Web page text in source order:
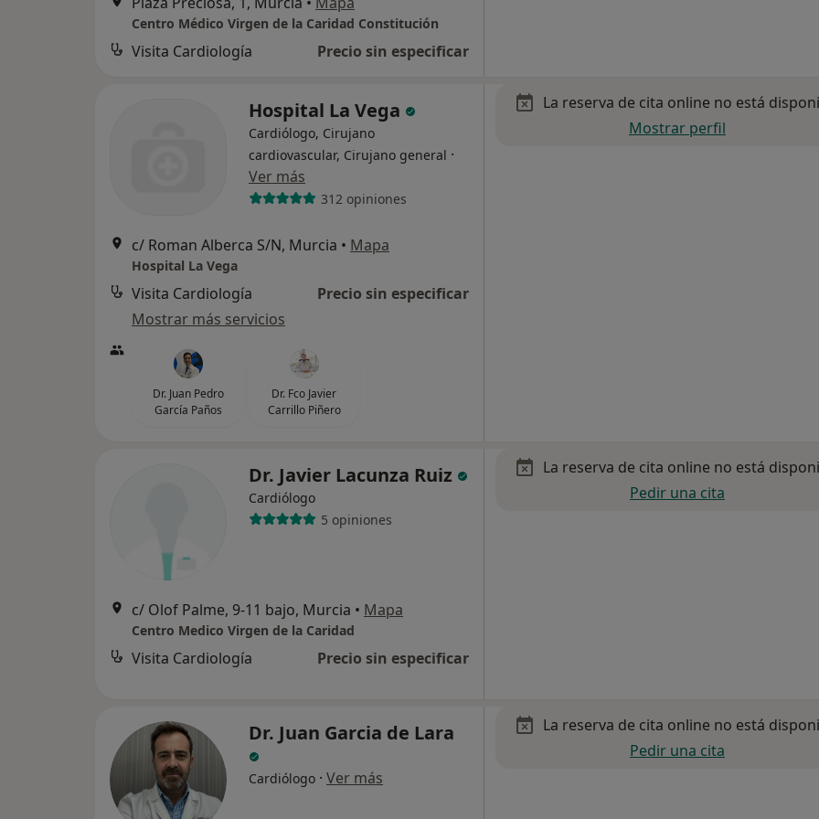
Centro Médico Virgen de la Caridad Constitución
Visita Cardiología Precio sin especificar
Hospital La Vega
Cardiólogo, Cirujano
cardiovascular, Cirujano general ·
Ver más
312 opiniones
c/ Roman Alberca S/N, Murcia • Mapa
Hospital La Vega
Visita Cardiología
Precio sin especificar
Mostrar más servicios
Dr. Juan Pedro
García Paños
Dr. Fco Javier
Carrillo Piñero
La reserva de cita online no está
Mostrar perfil
Dr. Javier Lacunza Ruiz
Cardiólogo
5 opiniones
c/ Olof Palme, 9-11 bajo, Murcia • Mapa
Centro Medico Virgen de la Caridad
Visita Cardiología Precio sin especificar
La reserva de cita online no está
Pedir una cita
Dr. Juan Garcia de Lara
Cardiólogo · Ver más
La reserva de cita online no está
Pedir una cita